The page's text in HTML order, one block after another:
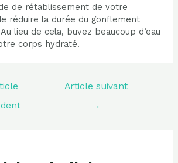
de rétablissement de votre
réduire la durée du gonflement
lieu de cela, buvez beaucoup d’eau
corps hydraté.
Article suivant
→